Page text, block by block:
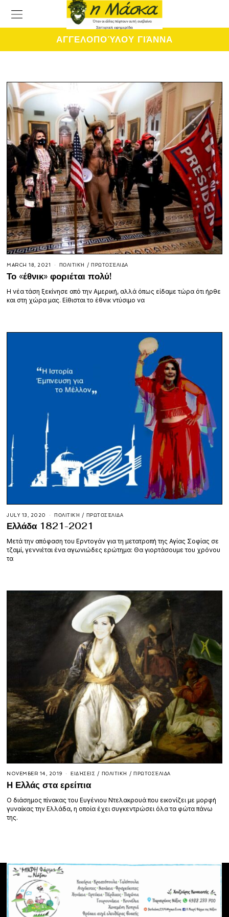
ΑΓΓΕΛΟΠΟΎΛΟΥ ΓΙΆΝΝΑ
MARCH 18, 2021 ΠΟΛΙΤΙΚΉ / ΠΡΩΤΟΣΈΛΙΔΑ
Το «έθνικ» φοριέται πολύ!
Η νέα τάση ξεκίνησε από την Αμερική, αλλά όπως είδαμε τώρα ότι ήρθε
και στη χώρα μας. Είθισται το έθνικ ντύσιμο να
JULY 13, 2020 ΠΟΛΙΤΙΚΉ / ΠΡΩΤΟΣΈΛΙΔΑ
Ελλάδα 1821-2021
Μετά την απόφαση του Ερντογάν για τη μετατροπή της Αγίας Σοφίας σε
τζαμί, γεννιέται ένα αγωνιώδες ερώτημα: Θα γιορτάσουμε του χρόνου
τα
NOVEMBER 14, 2019 ΕΙΔΉΣΕΙΣ / ΠΟΛΙΤΙΚΉ / ΠΡΩΤΟΣΈΛΙΔΑ
Η Ελλάς στα ερείπια
Ο διάσημος πίνακας του Ευγένιου Ντελακρουά που εικονίζει με μορφή
γυναίκας την Ελλάδα, η οποία έχει συγκεντρώσει όλα τα φώτα πάνω
της.